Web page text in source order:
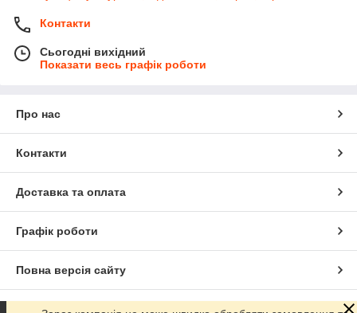
Контакти
Сьогодні вихідний
Показати весь графік роботи
Про нас
Контакти
Доставка та оплата
Графік роботи
Повна версія сайту
Сайт створено на маркетплейсі Prom.ua